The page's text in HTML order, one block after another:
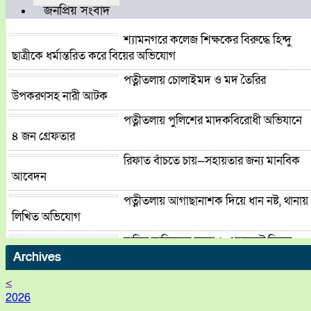
জনপ্রিয় সংবাদ
শ্যামনগরে কলেজ শিক্ষকের বিরুদ্ধে হিন্দু
ছাত্রীকে ধর্মান্তরিত করে বিয়ের অভিযোগ
পত্নীতলায় চোলাইমদ ও মদ তৈরির
উপকরণসহ নারী আটক
পত্নীতলায় পুলিশের মাদকবিরোধী অভিযানে
৪ জন গ্রেফতার
রিফাত বাঁচতে চায়—সহায়তার জন্য মানবিক
আবেদন
পত্নীতলায় আগাছানাশক দিয়ে ধান নষ্ট, থানায়
লিখিত অভিযোগ
বাড়ির মালিককে হত্যা, ৯ প্যাকেটে মিলল
খণ্ডিত মরদেহ; মাথা-পা নিখোঁজ
Archives
<
2026